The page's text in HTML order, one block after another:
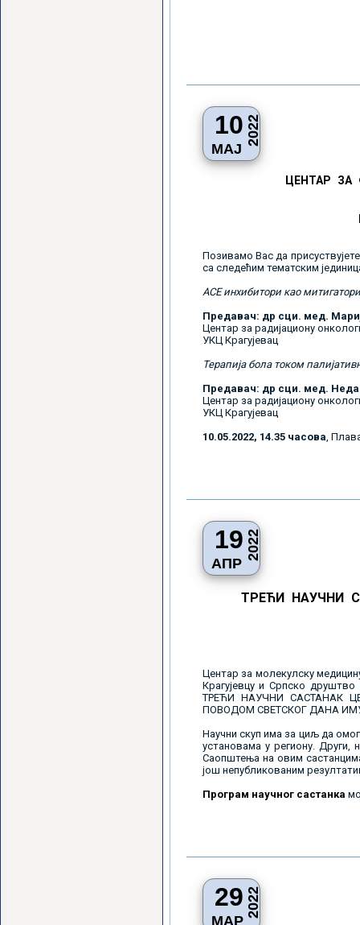
10
МАЈ
2022
ЦЕНТАР
Позивамо Вас да
са следећим тематским
ACE инхибитори као
Предавач: др сци. мед.
Центар за радијациону
УКЦ Крагујевац
Терапија бола током
Предавач: др сци. мед.
Центар за радијациону
УКЦ Крагујевац
10.05.2022, 14.35 часова,
19
АПР
2022
ТРЕЋИ НАУЧНИ
Центар за молекулску
Крагујевцу и Српско друштво
ТРЕЋИ НАУЧНИ САСТАНАК
ПОВОДОМ СВЕТСКОГ ДАНА
Научни скуп има за циљ да
установама у региону.
Саопштења на овим
још непубликованим
Програм научног састанка
29
МАР
2022